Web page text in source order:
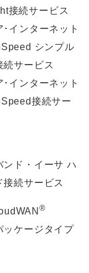
続サービス
･インターネット
シンプル
続サービス
･インターネット
接続サー
ンド・イーサ ハ
接続サービス
®
ッケージタイプ